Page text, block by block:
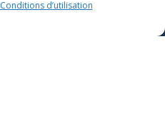
Conditions d’utilisation